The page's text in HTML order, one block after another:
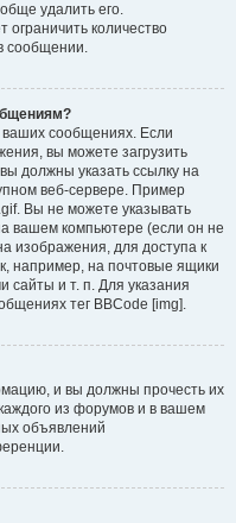
удалить его.
количество
сообщении.
сообщениях. Если
вы можете загрузить
должны указать ссылку на
веб-сервере. Пример
Вы не можете указывать
вашем компьютере (если он не
изображения, для доступа к
например, на почтовые ящики
и т. п. Для указания
тег BBCode [img].
и вы должны прочесть их
из форумов и в вашем
объявлений